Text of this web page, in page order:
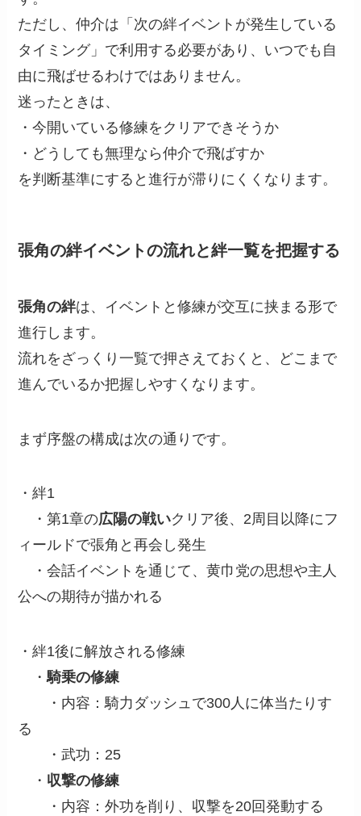
ただし、仲介は「次の絆イベントが発生している
タイミング」で利用する必要があり、いつでも自
由に飛ばせるわけではありません。
迷ったときは、
・今開いている修練をクリアできそうか
・どうしても無理なら仲介で飛ばすか
を判断基準にすると進行が滞りにくくなります。
張角の絆イベントの流れと絆一覧を把握する
張角の絆は、イベントと修練が交互に挟まる形で
進行します。
流れをざっくり一覧で押さえておくと、どこまで
進んでいるか把握しやすくなります。
まず序盤の構成は次の通りです。
・絆1
・第1章の広陽の戦いクリア後、2周目以降にフ
ィールドで張角と再会し発生
・会話イベントを通じて、黄巾党の思想や主人
公への期待が描かれる
・絆1後に解放される修練
・騎乗の修練
・内容：騎力ダッシュで300人に体当たりす
る
・武功：25
・ 収撃の修練
・内容：外功を削り、収撃を20回発動する